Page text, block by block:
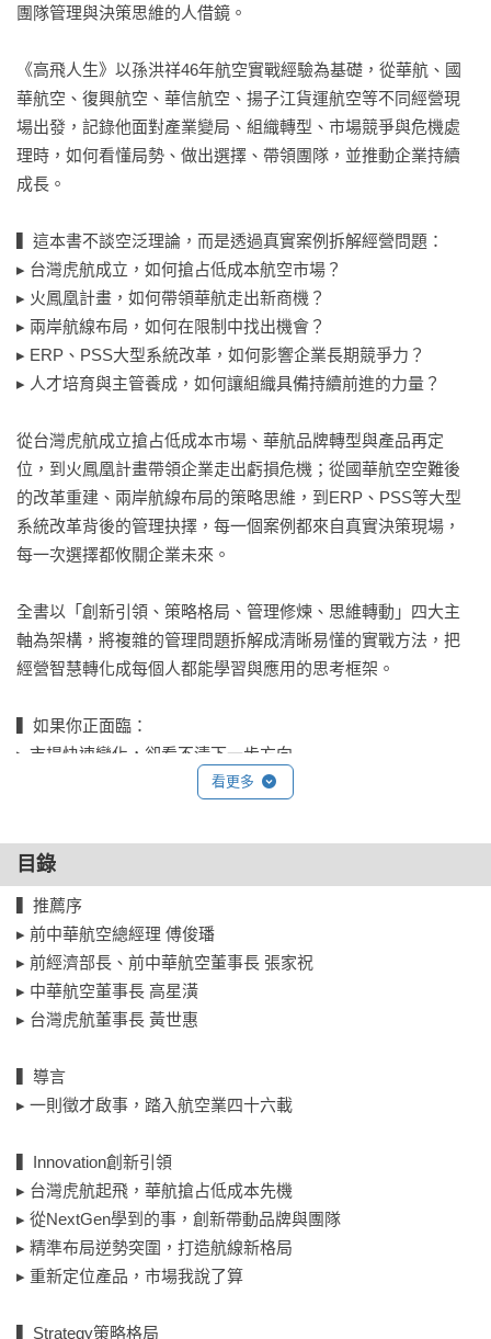
團隊管理與決策思維的人借鏡。
《高飛人生》以孫洪祥46年航空實戰經驗為基礎，從華航、國
華航空、復興航空、華信航空、揚子江貨運航空等不同經營現
場出發，記錄他面對產業變局、組織轉型、市場競爭與危機處
理時，如何看懂局勢、做出選擇、帶領團隊，並推動企業持續
成長。
▍這本書不談空泛理論，而是透過真實案例拆解經營問題：
▸ 台灣虎航成立，如何搶占低成本航空市場？
▸ 火鳳凰計畫，如何帶領華航走出新商機？
▸ 兩岸航線布局，如何在限制中找出機會？
▸ ERP、PSS大型系統改革，如何影響企業長期競爭力？
▸ 人才培育與主管養成，如何讓組織具備持續前進的力量？
從台灣虎航成立搶占低成本市場、華航品牌轉型與產品再定
位，到火鳳凰計畫帶領企業走出虧損危機；從國華航空空難後
的改革重建、兩岸航線布局的策略思維，到ERP、PSS等大型
系統改革背後的管理抉擇，每一個案例都來自真實決策現場，
每一次選擇都攸關企業未來。
全書以「創新引領、策略格局、管理修煉、思維轉動」四大主
軸為架構，將複雜的管理問題拆解成清晰易懂的實戰方法，把
經營智慧轉化成每個人都能學習與應用的思考框架。
▍如果你正面臨：
▸ 市場快速變化，卻看不清下一步方向
▸ 升上主管後，不知道如何凝聚團隊共識
▸ 面對重大選擇時，缺乏判斷依據
▸ 想提升格局與視野，卻找不到實戰經驗借鏡
▍本書將帶你看見：
▸ 變局中的趨勢判斷與市場布局
▸ 危機來臨時的決策邏輯與應變思維
▸ 組織轉型與改革推動的關鍵心法
▸ 企業持續成長與突破的底層邏輯
▸ 從專業工作者走向領導者的思維升級
無論你是主管、創業者、接班人，或正準備往更高位置前進的
人，都能從書中獲得真正派得上用場的經營智慧與領導思維，
幫助你看懂局勢、做對選擇、帶好團隊，在競爭與變動中持續
成長。
看得見趨勢的人，掌握機會；看得懂變局的人，創造成長；做
看更多
目錄
▍推薦序
▸ 前中華航空總經理 傅俊璠
▸ 前經濟部長、前中華航空董事長 張家祝
▸ 中華航空董事長 高星潢
▸ 台灣虎航董事長 黃世惠
▍導言
▸ 一則徵才啟事，踏入航空業四十六載
▍Innovation創新引領
▸ 台灣虎航起飛，華航搶占低成本先機
▸ 從NextGen學到的事，創新帶動品牌與團隊
▸ 精準布局逆勢突圍，打造航線新格局
▸ 重新定位產品，市場我說了算
▍Strategy策略格局